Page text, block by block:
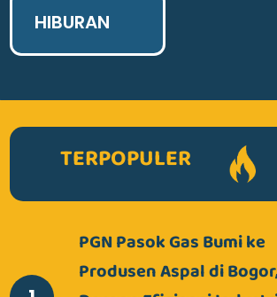
HIBURAN
TERPOPULER
PGN Pasok Gas Bumi ke
Produsen Aspal di